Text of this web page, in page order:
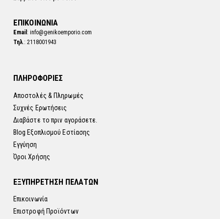
ΕΠΙΚΟΙΝΩΝΙΑ
Email : info@genikoemporio.com
Τηλ.: 2118001943
ΠΛΗΡΟΦΟΡΙΕΣ
Αποστολές & Πληρωμές
Συχνές Ερωτήσεις
Διαβάστε το πριν αγοράσετε.
Blog Εξοπλισμού Εστίασης
Εγγύηση
Όροι Χρήσης
ΕΞΥΠΗΡΕΤΗΣΗ ΠΕΛΑΤΩΝ
Επικοινωνία
Επιστροφή Προϊόντων